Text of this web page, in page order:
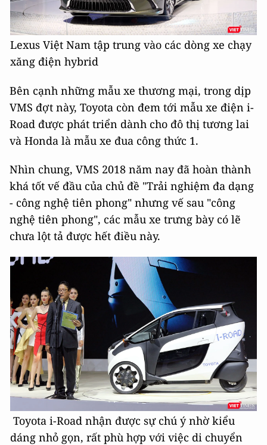
Lexus Việt Nam tập trung vào các dòng xe chạy
xăng điện hybrid
Bên cạnh những mẫu xe thương mại, trong dịp
VMS đợt này, Toyota còn đem tới mẫu xe điện i-
Road được phát triển dành cho đô thị tương lai
và Honda là mẫu xe đua công thức 1.
Nhìn chung, VMS 2018 năm nay đã hoàn thành
khá tốt vế đầu của chủ đề "Trải nghiệm đa dạng
- công nghệ tiên phong" nhưng vế sau "công
nghệ tiên phong", các mẫu xe trưng bày có lẽ
chưa lột tả được hết điều này.
Toyota i-Road nhận được sự chú ý nhờ kiểu
dáng nhỏ gọn, rất phù hợp với việc di chuyển